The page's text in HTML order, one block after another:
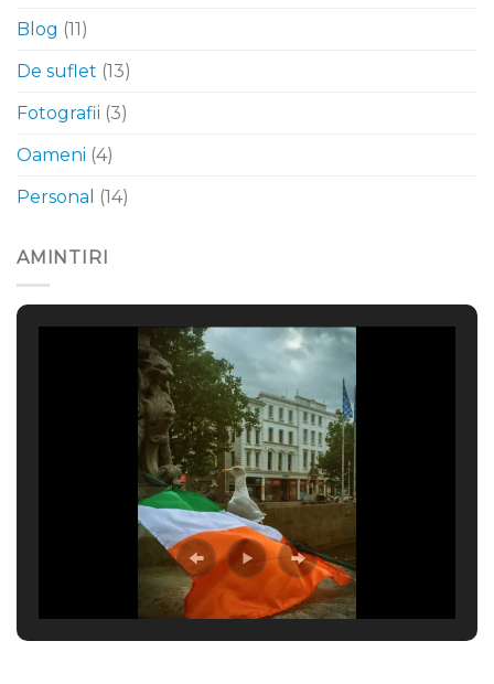
Blog (11)
De suflet (13)
Fotografii (3)
Oameni (4)
Personal
(14)
AMINTIRI